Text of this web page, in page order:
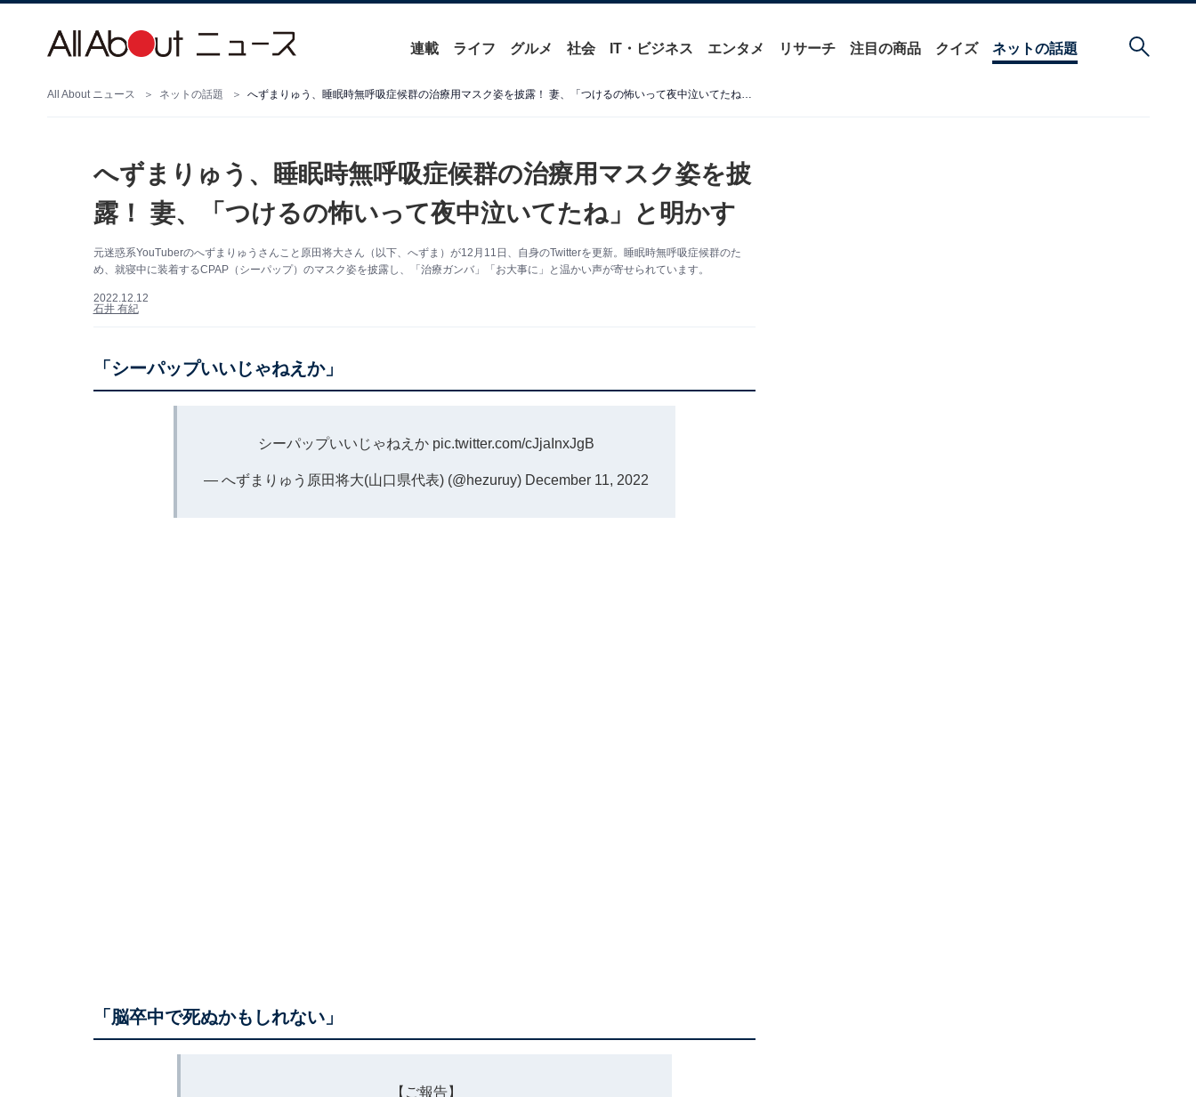
連載 ライフ グルメ 社会 IT・ビジネス エンタメ リサーチ 注目の商品 クイズ ネットの話題
All About ニュース ネットの話題 へずまりゅう、睡眠時無呼吸症候群の治療用マスク姿を披露！ 妻、「つけるの怖いって夜中泣いてたね」と明かす
へずまりゅう、睡眠時無呼吸症候群の治療用マスク姿を披
露！ 妻、「つけるの怖いって夜中泣いてたね」と明かす
元迷惑系YouTuberのへずまりゅうさんこと原田将大さん（以下、へずま）が12月11日、自身のTwitterを更新。睡眠時無呼吸症候群のた
め、就寝中に装着するCPAP（シーパップ）のマスク姿を披露し、「治療ガンバ」「お大事に」と温かい声が寄せられています。
2022.12.12
石井 有紀
「シーパップいいじゃねえか」
シーパップいいじゃねえか pic.twitter.com/cJjaInxJgB
— へずまりゅう原田将大(山口県代表) (@hezuruy) December 11, 2022
「脳卒中で死ぬかもしれない」
【ご報告】